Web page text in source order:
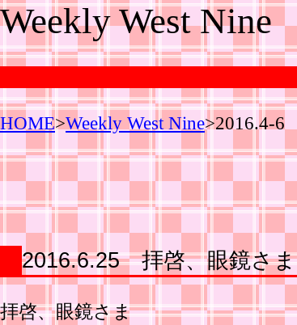
Weekly West Nine
HOME>Weekly West Nine>2016.4-6
2016.6.25 拝啓、眼鏡さま
拝啓、眼鏡さま